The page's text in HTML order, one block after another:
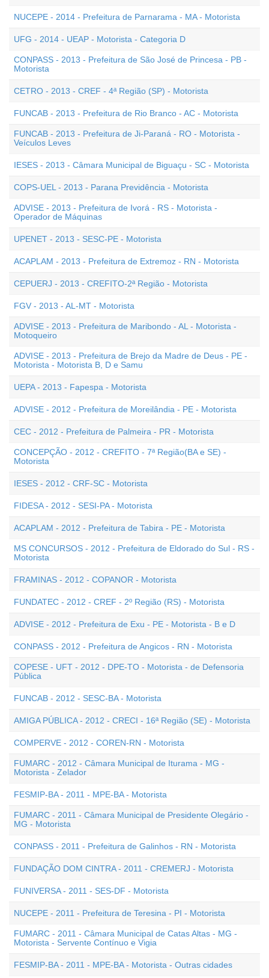
NUCEPE - 2014 - Prefeitura de Parnarama - MA - Motorista
UFG - 2014 - UEAP - Motorista - Categoria D
CONPASS - 2013 - Prefeitura de São José de Princesa - PB -
Motorista
CETRO - 2013 - CREF - 4ª Região (SP) - Motorista
FUNCAB - 2013 - Prefeitura de Rio Branco - AC - Motorista
FUNCAB - 2013 - Prefeitura de Ji-Paraná - RO - Motorista -
Veículos Leves
IESES - 2013 - Câmara Municipal de Biguaçu - SC - Motorista
COPS-UEL - 2013 - Parana Previdência - Motorista
ADVISE - 2013 - Prefeitura de Ivorá - RS - Motorista -
Operador de Máquinas
UPENET - 2013 - SESC-PE - Motorista
ACAPLAM - 2013 - Prefeitura de Extremoz - RN - Motorista
CEPUERJ - 2013 - CREFITO-2ª Região - Motorista
FGV - 2013 - AL-MT - Motorista
ADVISE - 2013 - Prefeitura de Maribondo - AL - Motorista -
Motoqueiro
ADVISE - 2013 - Prefeitura de Brejo da Madre de Deus - PE -
Motorista - Motorista B, D e Samu
UEPA - 2013 - Fapespa - Motorista
ADVISE - 2012 - Prefeitura de Moreilândia - PE - Motorista
CEC - 2012 - Prefeitura de Palmeira - PR - Motorista
CONCEPÇÃO - 2012 - CREFITO - 7ª Região(BA e SE) -
Motorista
IESES - 2012 - CRF-SC - Motorista
FIDESA - 2012 - SESI-PA - Motorista
ACAPLAM - 2012 - Prefeitura de Tabira - PE - Motorista
MS CONCURSOS - 2012 - Prefeitura de Eldorado do Sul - RS -
Motorista
FRAMINAS - 2012 - COPANOR - Motorista
FUNDATEC - 2012 - CREF - 2º Região (RS) - Motorista
ADVISE - 2012 - Prefeitura de Exu - PE - Motorista - B e D
CONPASS - 2012 - Prefeitura de Angicos - RN - Motorista
COPESE - UFT - 2012 - DPE-TO - Motorista - de Defensoria
Pública
FUNCAB - 2012 - SESC-BA - Motorista
AMIGA PÚBLICA - 2012 - CRECI - 16ª Região (SE) - Motorista
COMPERVE - 2012 - COREN-RN - Motorista
FUMARC - 2012 - Câmara Municipal de Iturama - MG -
Motorista - Zelador
FESMIP-BA - 2011 - MPE-BA - Motorista
FUMARC - 2011 - Câmara Municipal de Presidente Olegário -
MG - Motorista
CONPASS - 2011 - Prefeitura de Galinhos - RN - Motorista
FUNDAÇÃO DOM CINTRA - 2011 - CREMERJ - Motorista
FUNIVERSA - 2011 - SES-DF - Motorista
NUCEPE - 2011 - Prefeitura de Teresina - PI - Motorista
FUMARC - 2011 - Câmara Municipal de Catas Altas - MG -
Motorista - Servente Contínuo e Vigia
FESMIP-BA - 2011 - MPE-BA - Motorista - Outras cidades